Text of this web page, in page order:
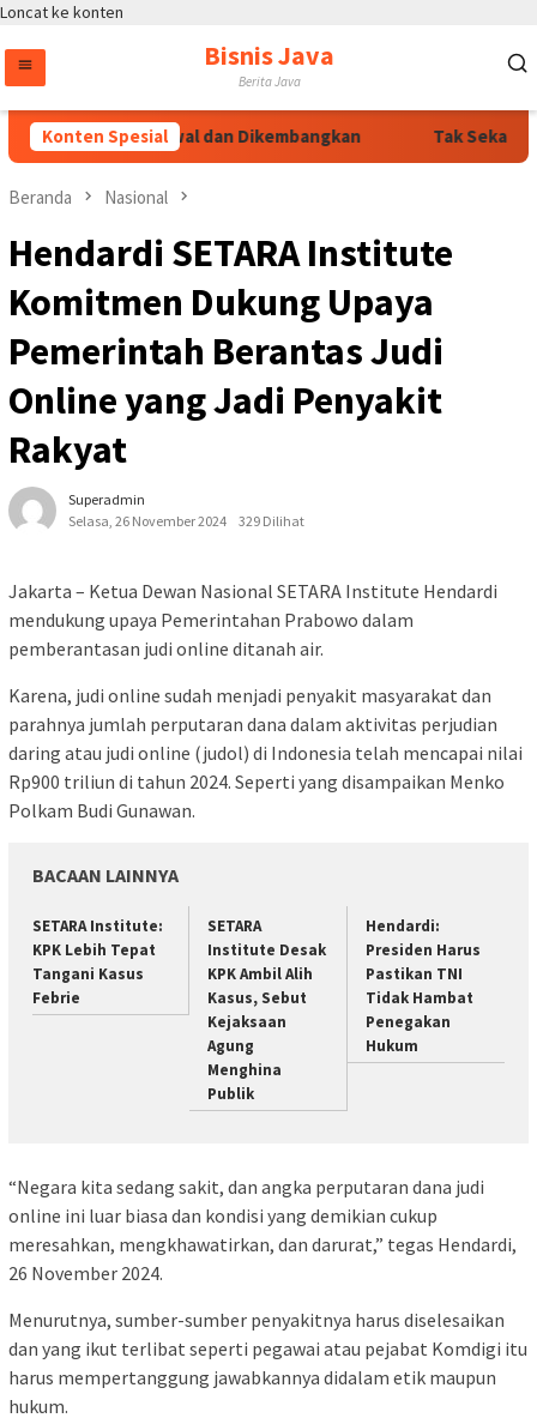
Loncat ke konten
Bisnis Java
Berita Java
Konten Spesial
Jali Terus Dikawal dan Dikembangkan Tak Sekadar
Beranda Nasional
Hendardi SETARA Institute
Komitmen Dukung Upaya
Pemerintah Berantas Judi
Online yang Jadi Penyakit
Rakyat
Superadmin
Selasa, 26 November 2024
329 Dilihat
Jakarta – Ketua Dewan Nasional SETARA Institute Hendardi
mendukung upaya Pemerintahan Prabowo dalam
pemberantasan judi online ditanah air.
Karena, judi online sudah menjadi penyakit masyarakat dan
parahnya jumlah perputaran dana dalam aktivitas perjudian
daring atau judi online (judol) di Indonesia telah mencapai nilai
Rp900 triliun di tahun 2024. Seperti yang disampaikan Menko
Polkam Budi Gunawan.
BACAAN LAINNYA
SETARA Institute:
KPK Lebih Tepat
Tangani Kasus
Febrie
SETARA
Institute Desak
KPK Ambil Alih
Kasus, Sebut
Kejaksaan
Agung
Menghina
Publik
Hendardi:
Presiden Harus
Pastikan TNI
Tidak Hambat
Penegakan
Hukum
“Negara kita sedang sakit, dan angka perputaran dana judi
online ini luar biasa dan kondisi yang demikian cukup
meresahkan, mengkhawatirkan, dan darurat,” tegas Hendardi,
26 November 2024.
Menurutnya, sumber-sumber penyakitnya harus diselesaikan
dan yang ikut terlibat seperti pegawai atau pejabat Komdigi itu
harus mempertanggung jawabkannya didalam etik maupun
hukum.